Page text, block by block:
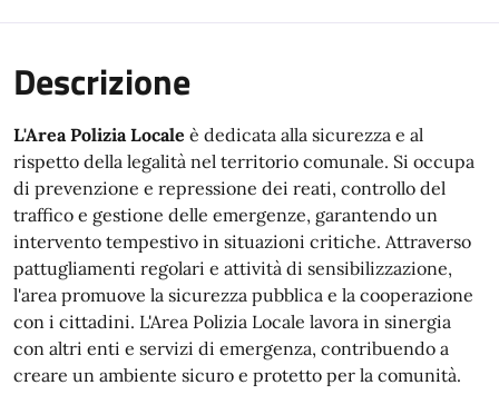
Descrizione
L'Area Polizia Locale è dedicata alla sicurezza e al
rispetto della legalità nel territorio comunale. Si occupa
di prevenzione e repressione dei reati, controllo del
traffico e gestione delle emergenze, garantendo un
intervento tempestivo in situazioni critiche. Attraverso
pattugliamenti regolari e attività di sensibilizzazione,
l'area promuove la sicurezza pubblica e la cooperazione
con i cittadini. L'Area Polizia Locale lavora in sinergia
con altri enti e servizi di emergenza, contribuendo a
creare un ambiente sicuro e protetto per la comunità.